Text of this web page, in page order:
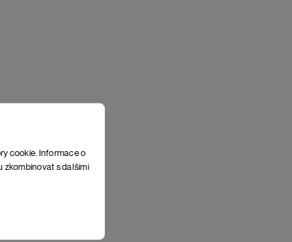
cookie. Informace o
zkombinovat s dalšími